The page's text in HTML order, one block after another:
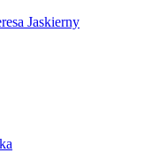
Jaskierny